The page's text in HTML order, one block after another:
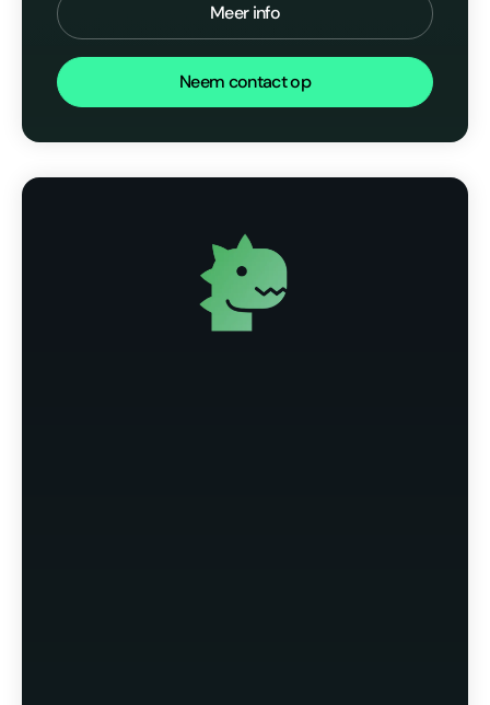
Meer info
Neem contact op